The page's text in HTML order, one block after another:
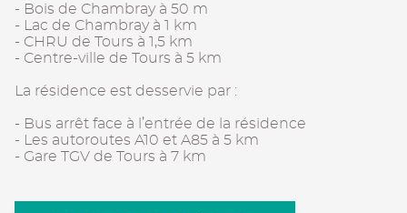
- Bois de Chambray à 50 m
- Lac de Chambray à 1 km
- CHRU de Tours à 1,5 km
- Centre-ville de Tours à 5 km
La résidence est desservie par :
- Bus arrêt face à l’entrée de la résidence
- Les autoroutes A10 et A85 à 5 km
- Gare TGV de Tours à 7 km